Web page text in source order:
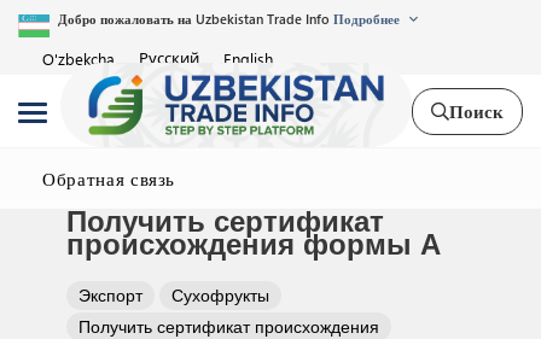
Добро пожаловать на Uzbekistan Trade Info Подробнее
O'zbekcha Русский English
Поиск
Обратная связь
Получить сертификат
происхождения формы А
Экспорт
Сухофрукты
Получить сертификат происхождения